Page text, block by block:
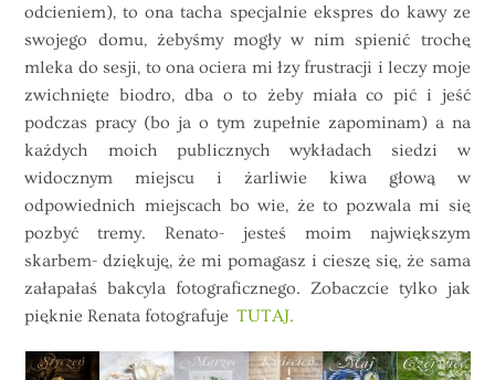
odcieniem), to ona tacha specjalnie ekspres do kawy ze
swojego domu, żebyśmy mogły w nim spienić trochę
mleka do sesji, to ona ociera mi łzy frustracji i leczy moje
zwichnięte biodro, dba o to żeby miała co pić i jeść
podczas pracy (bo ja o tym zupełnie zapominam) a na
każdych moich publicznych wykładach siedzi w
widocznym miejscu i żarliwie kiwa głową w
odpowiednich miejscach bo wie, że to pozwala mi się
pozbyć tremy. Renato- jesteś moim największym
skarbem- dziękuję, że mi pomagasz i cieszę się, że sama
załapałaś bakcyla fotograficznego. Zobaczcie tylko jak
pięknie Renata fotografujeTUTAJ.